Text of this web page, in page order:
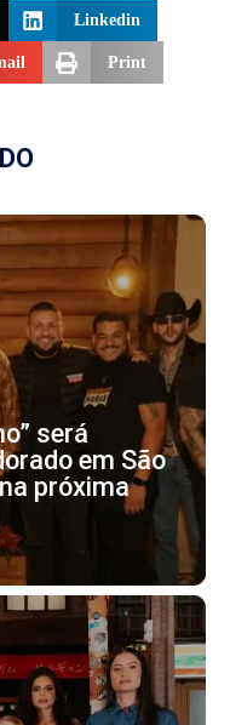
Linkedin
Print
será
em São
próxima